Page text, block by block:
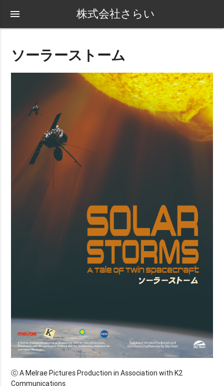
株式会社さらい
menu
ソーラーストーム
ⓒ A Melrae Pictures Production in Association with K2
Communications